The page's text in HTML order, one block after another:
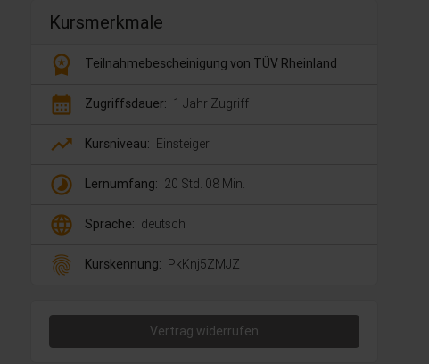
Kursmerkmale
workspace_premium Teilnahmebescheinigung von TÜV Rheinland
calendar_month Zugriffsdauer: 1 Jahr Zugriff
trending_up Kursniveau: Einsteiger
timelapse Lernumfang: 20 Std. 08 Min.
language Sprache: deutsch
fingerprint Kurskennung: PkKnj5ZMJZ
Vertrag widerrufen